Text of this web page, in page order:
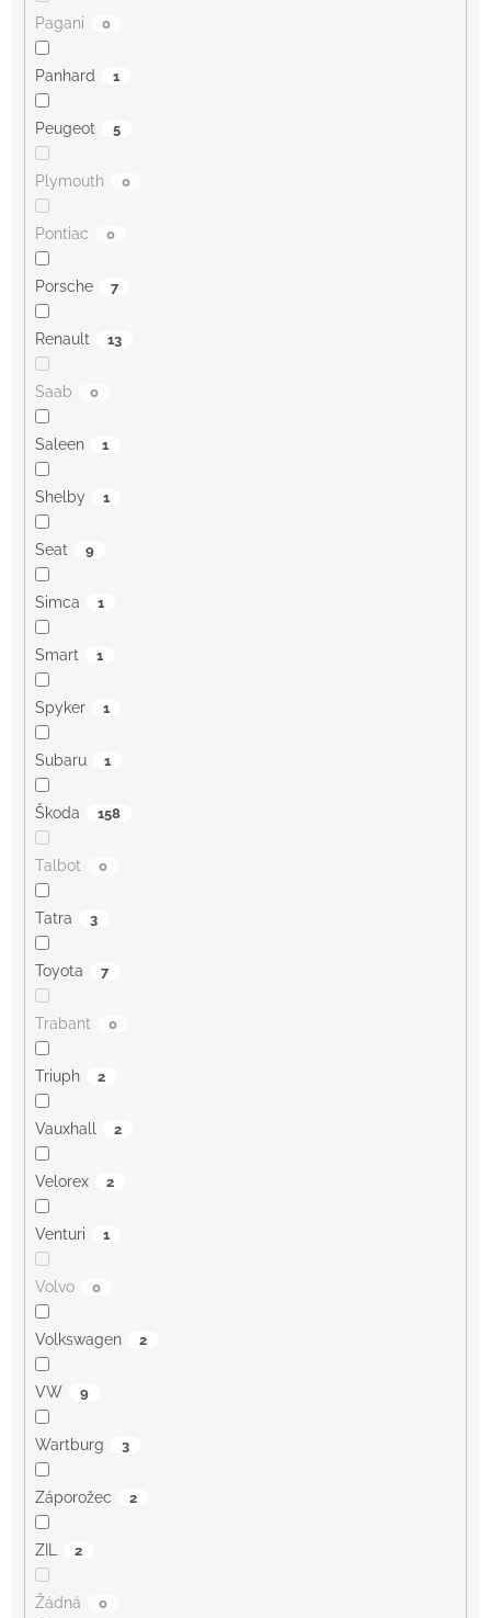
Pagani 0
Panhard 1
Peugeot 5
Plymouth 0
Pontiac 0
Porsche 7
Renault 13
Saab 0
Saleen 1
Shelby 1
Seat 9
Simca 1
Smart 1
Spyker 1
Subaru 1
Škoda 158
Talbot 0
Tatra 3
Toyota 7
Trabant 0
Triuph 2
Vauxhall 2
Velorex 2
Venturi 1
Volvo 0
Volkswagen 2
VW 9
Wartburg 3
Záporožec 2
ZIL 2
Žádná 0